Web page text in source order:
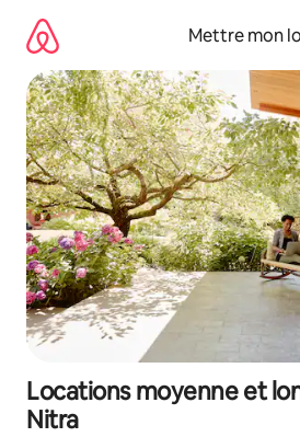
directement
contenu
Mettre mon
Locations moyenne et
Nitra